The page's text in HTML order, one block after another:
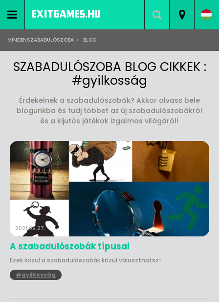
MINDENSZABADULÓSZOBA > BLOG
SZABADULÓSZOBA BLOG CIKKEK :
#gyilkosság
Érdekelnek a szabadulószobák? Akkor olvass bele
blogunkba és tudj többet az új szabadulószobákról
és a kijutós játékok izgalmas világáról!
2021.09.27.
A szabadulószobák típusai
Ezek közül a szabadulószobák közül választhatsz!
#gyilkosság